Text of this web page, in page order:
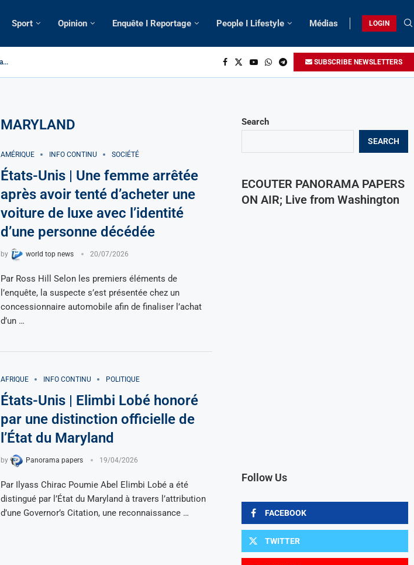
Sport Opinion Enquête I Reportage People I Lifestyle Médias LOGIN
SUBSCRIBE NEWSLETTERS
MARYLAND
AMÉRIQUE INFO CONTINU SOCIÉTÉ
États-Unis | Une femme arrêtée
après avoir tenté d’acheter une
voiture de luxe avec l’identité
d’une personne décédée
by world top news 20/07/2026
Par Ross Hill Selon les premiers éléments de
l’enquête, la suspecte s’est présentée chez un
concessionnaire automobile afin de finaliser l’achat
d’un …
AFRIQUE INFO CONTINU POLITIQUE
États-Unis | Elimbi Lobé honoré
par une distinction officielle de
l’État du Maryland
by Panorama papers 19/04/2026
Par Ilyass Chirac Poumie Abel Elimbi Lobé a été
distingué par l’État du Maryland à travers l’attribution
d’une Governor’s Citation, une reconnaissance …
Search
SEARCH
ECOUTER PANORAMA PAPERS
ON AIR; Live from Washington
Follow Us
FACEBOOK
TWITTER